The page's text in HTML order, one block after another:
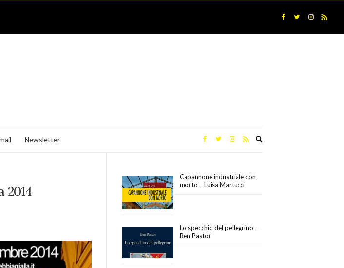
Newsletter
2014
Capannone industriale con
morto – Luisa Martucci
Lo specchio del pellegrino –
Ben Pastor